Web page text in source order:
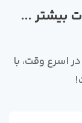
...
وقت، با